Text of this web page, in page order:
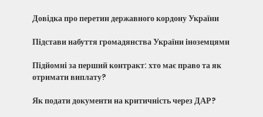
Довідка про перетин державного кордону України
Підстави набуття громадянства України іноземцями
Підйомні за перший контракт: хто має право та як
отримати виплату?
Як подати документи на критичність через ДАР?